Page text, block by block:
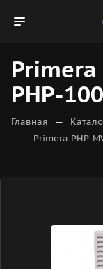
Primera
PHP-
Главная —
— Primera PHP-